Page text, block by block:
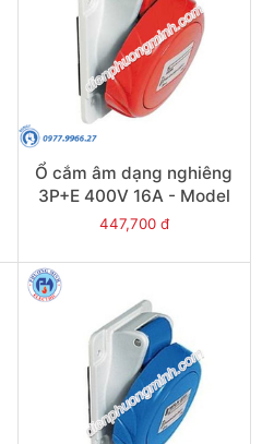
Ổ cắm âm dạng nghiêng
3P+E 400V 16A - Model
PKF16F734
447,700 đ